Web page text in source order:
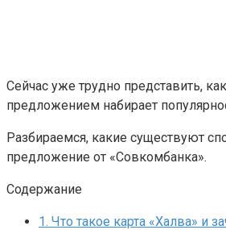
Сейчас уже трудно представить,
предложением набирает
Разбираемся, какие существуют
предложение от «Совкомбанка».
Содержание
1. Что такое карта «Халва» и